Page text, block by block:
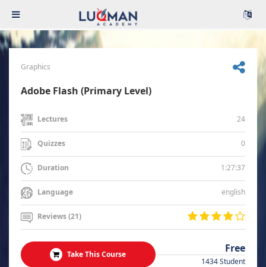
Graphics
Adobe Flash (Primary Level)
Lectures 24
Quizzes 0
Duration 1:27:37
Language english
Reviews (21)
Take This Course Free
1434 Student